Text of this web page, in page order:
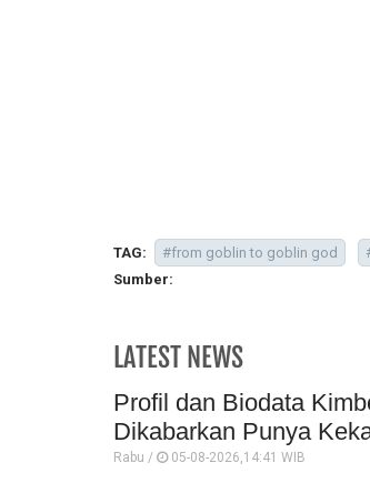
TAG:
#from goblin to goblin god
Sumber:
LATEST NEWS
Profil dan Biodata
Dikabarkan Punya
Rabu / 05-08-2026,14:41 WIB